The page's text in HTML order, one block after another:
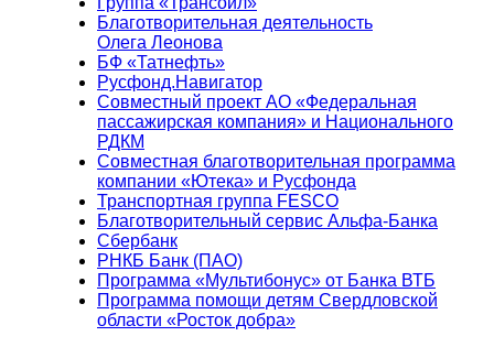
Благотворительная деятельность
Олега Леонова
БФ «Татнефть»
Русфонд.Навигатор
Совместный проект АО «Федеральная
пассажирская компания» и Национального
РДКМ
Совместная благотворительная программа
компании «Ютека» и Русфонда
Транспортная группа FESCO
Благотворительный сервис Альфа-Банка
Сбербанк
РНКБ Банк (ПАО)
Программа «Мультибонус» от Банка ВТБ
Программа помощи детям Свердловской
области «Росток добра»